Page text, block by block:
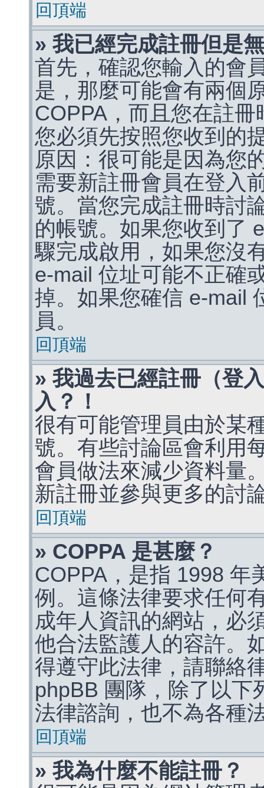
回頂端
» 我已經完成註冊但是
首先，確認您輸入的會
是，那麼可能會有兩個
COPPA，而且您在註
您必須先按照您收到的
原因：很可能是因為您
需要新註冊會員在登入
號。當您完成註冊時討
的帳號。如果您收到了
驟完成啟用，如果您沒
e-mail 位址可能不正確
掉。如果您確信 e-mail
員。
回頂端
» 我過去已經註冊（登
入？！
很有可能管理員由於某
號。有些討論區會利用
會員做法來減少資料量
新註冊並參與更多的討
回頂端
» COPPA 是甚麼？
COPPA，是指 1998 年
例。這條法律要求任何
成年人資訊的網站，必
他合法監護人的容許。
得遵守此法律，請聯絡
phpBB 團隊，除了以下
法律諮詢，也不為各種
回頂端
» 我為什麼不能註冊？